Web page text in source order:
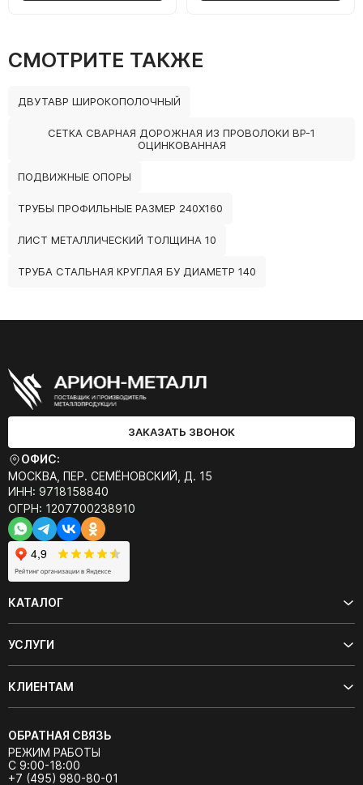
СМОТРИТЕ ТАКЖЕ
ДВУТАВР ШИРОКОПОЛОЧНЫЙ
СЕТКА СВАРНАЯ ДОРОЖНАЯ ИЗ ПРОВОЛОКИ ВР-1
ОЦИНКОВАННАЯ
ПОДВИЖНЫЕ ОПОРЫ
ТРУБЫ ПРОФИЛЬНЫЕ РАЗМЕР 240Х160
ЛИСТ МЕТАЛЛИЧЕСКИЙ ТОЛЩИНА 10
ТРУБА СТАЛЬНАЯ КРУГЛАЯ БУ ДИАМЕТР 140
ЗАКАЗАТЬ ЗВОНОК
ОФИС:
МОСКВА, ПЕР. СЕМЁНОВСКИЙ, Д. 15
ИНН: 9718158840
ОГРН: 1207700238910
КАТАЛОГ
УСЛУГИ
КЛИЕНТАМ
ОБРАТНАЯ СВЯЗЬ
РЕЖИМ РАБОТЫ
С 9:00-18:00
+7 (495) 980-80-01